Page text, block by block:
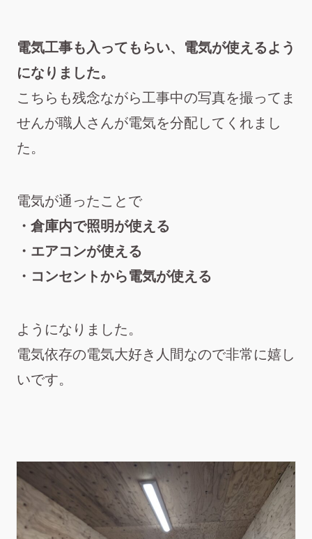
電気工事も入ってもらい、電気が使えるよう
になりました。
こちらも残念ながら工事中の写真を撮ってま
せんが職人さんが電気を分配してくれまし
た。
電気が通ったことで
・倉庫内で照明が使える
・エアコンが使える
・コンセントから電気が使える
ようになりました。
電気依存の電気大好き人間なので非常に嬉し
いです。